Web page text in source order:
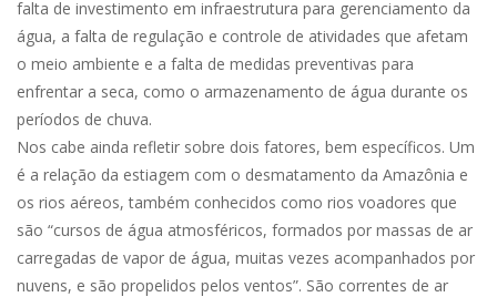
falta de investimento em infraestrutura para gerenciamento da
água, a falta de regulação e controle de atividades que afetam
o meio ambiente e a falta de medidas preventivas para
enfrentar a seca, como o armazenamento de água durante os
períodos de chuva.
Nos cabe ainda refletir sobre dois fatores, bem específicos. Um
é a relação da estiagem com o desmatamento da Amazônia e
os rios aéreos, também conhecidos como rios voadores que
são “cursos de água atmosféricos, formados por massas de ar
carregadas de vapor de água, muitas vezes acompanhados por
nuvens, e são propelidos pelos ventos”. São correntes de ar